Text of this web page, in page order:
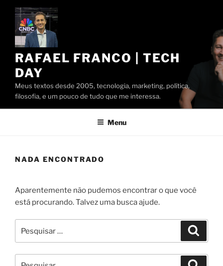
Pular
conteúdo
RAFAEL FRANCO | TECH
DAY
Meus textos desde 2005, tecnologia, marketing, política,
filosofia, e um pouco de tudo que me interessa.
Menu
NADA ENCONTRADO
Aparentemente não pudemos encontrar o que você
está procurando. Talvez uma busca ajude.
por: